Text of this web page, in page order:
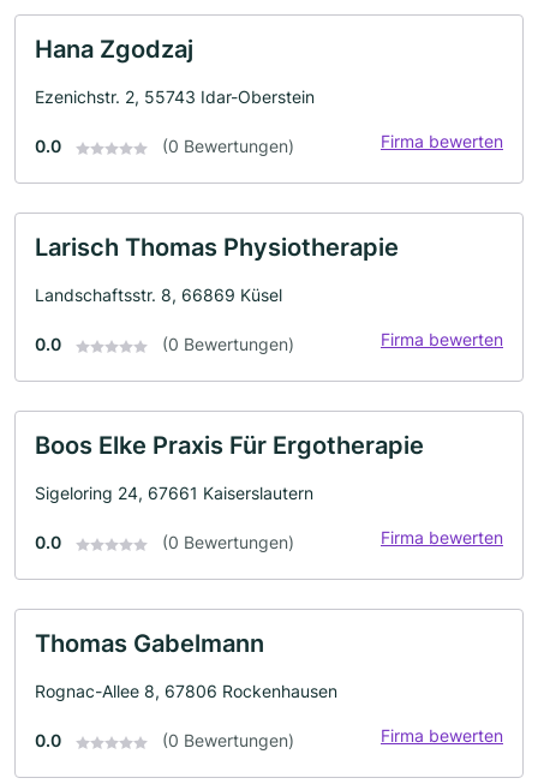
Hana Zgodzaj
Ezenichstr. 2, 55743 Idar-Oberstein
0.0 (0 Bewertungen) Firma bewerten
Larisch Thomas Physiotherapie
Landschaftsstr. 8, 66869 Küsel
0.0 (0 Bewertungen) Firma bewerten
Boos Elke Praxis Für Ergotherapie
Sigeloring 24, 67661 Kaiserslautern
0.0 (0 Bewertungen) Firma bewerten
Thomas Gabelmann
Rognac-Allee 8, 67806 Rockenhausen
0.0 (0 Bewertungen) Firma bewerten